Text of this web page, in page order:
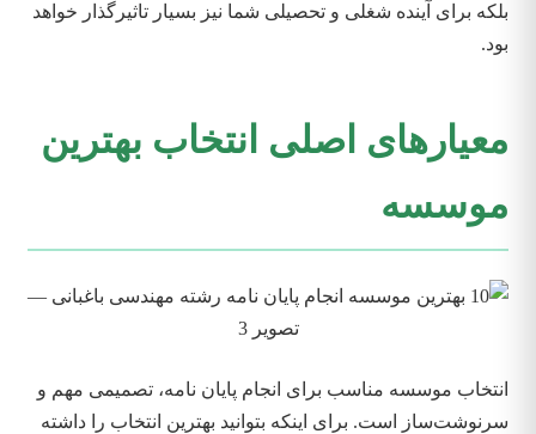
بلکه برای آینده شغلی و تحصیلی شما نیز بسیار تاثیرگذار خواهد
بود.
معیارهای اصلی انتخاب بهترین
موسسه
انتخاب موسسه مناسب برای انجام پایان نامه، تصمیمی مهم و
سرنوشت‌ساز است. برای اینکه بتوانید بهترین انتخاب را داشته